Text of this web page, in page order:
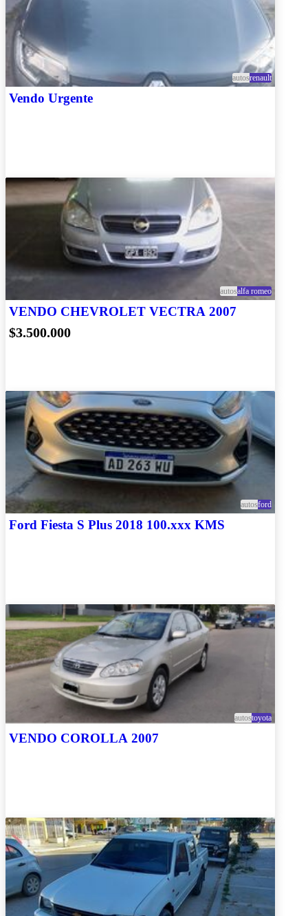
autosrenault
Vendo Urgente
autosalfa romeo
VENDO CHEVROLET VECTRA 2007
$3.500.000
autosford
Ford Fiesta S Plus 2018 100.xxx KMS
autostoyota
VENDO COROLLA 2007